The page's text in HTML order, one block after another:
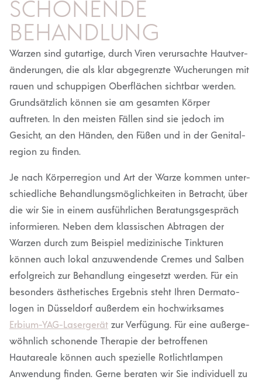
SCHONENDE
BEHANDLUNG
Warzen sind gutartige, durch Viren verur­sachte Hautver­
än­de­rungen, die als klar abgegrenzte Wuche­rungen mit
rauen und schup­pigen Oberflächen sichtbar werden.
Grund­sätzlich können sie am gesamten Körper
auftreten. In den meisten Fällen sind sie jedoch im
Gesicht, an den Händen, den Füßen und in der Genital­
region zu finden.
Je nach Körper­region und Art der Warze kommen unter­
schied­liche Behand­lungs­mög­lich­keiten in Betracht, über
die wir Sie in einem ausführ­lichen Beratungs­ge­spräch
infor­mieren. Neben dem klassi­schen Abtragen der
Warzen durch zum Beispiel medizi­nische Tinkturen
können auch lokal anzuwen­dende Cremes und Salben
erfolg­reich zur Behandlung einge­setzt werden. Für ein
besonders ästhe­ti­sches Ergebnis steht Ihren Derma­to­
logen in Düsseldorf außerdem ein hochwirk­sames
Erbium-YAG-Laser­gerät zur Verfügung. Für eine außer­ge­
wöhnlich schonende Therapie der betrof­fenen
Hautareale können auch spezielle Rotlicht­lampen
Anwendung finden. Gerne beraten wir Sie indivi­duell zu